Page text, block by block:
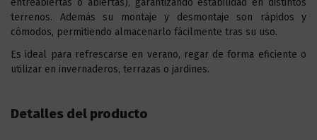
entreabiertas o abiertas), garantizando estabilidad en distintos
terrenos. Además su montaje y desmontaje son rápidos y
cómodos, permitiendo almacenarlo fácilmente tras su uso.
Es ideal para refrescarse en verano, regar de forma eficiente o
utilizar en invernaderos, terrazas o jardines.
Detalles del producto